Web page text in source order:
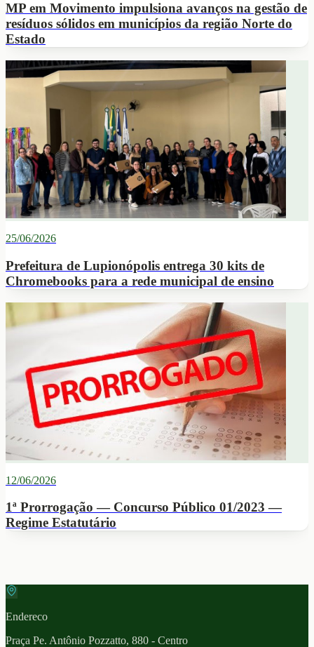
MP em Movimento impulsiona avanços na gestão de
resíduos sólidos em municípios da região Norte do
Estado
25/06/2026
Prefeitura de Lupionópolis entrega 30 kits de
Chromebooks para a rede municipal de ensino
12/06/2026
1ª Prorrogação — Concurso Público 01/2023 —
Regime Estatutário
Endereco
Praça Pe. Antônio Pozzatto, 880 - Centro